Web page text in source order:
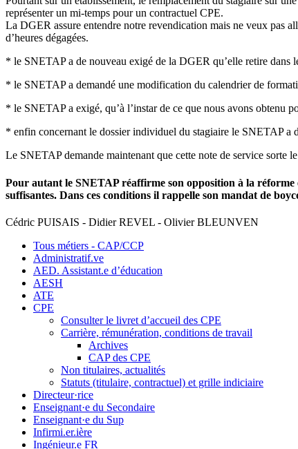
représenter un mi-temps pour un contractuel CPE.
La DGER assure entendre notre revendication mais ne veux pas
d’heures dégagées.
* le SNETAP a de nouveau exigé de la DGER qu’elle retire dans
* le SNETAP a demandé une modification du calendrier de
* le SNETAP a exigé, qu’à l’instar de ce que nous avons obtenu
* enfin concernant le dossier individuel du stagiaire le SNETAP a
Le SNETAP demande maintenant que cette note de service sorte
Pour autant le SNETAP réaffirme son opposition à la réforme
suffisantes. Dans ces conditions il rappelle son mandat de
Cédric PUISAIS - Didier REVEL - Olivier BLEUNVEN
Tous métiers - CAP/CCP
Administratif.ve
AED. Assistant.e d’éducation
AESH
ATE
CPE
Consulter le livret d’accueil des CPE
Carrière, rémunération, conditions de travail
Archives
CAP des CPE
Non titulaires, actualités
Statuts (titulaire, contractuel) et grille indiciaire
Directeur·rice
Enseignant·e du Secondaire
Enseignant·e du Sup
Infirmi.er.ière
Ingénieur.e FR